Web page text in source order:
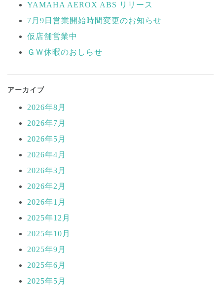
ゲ
ー
シ
ン
YAMAHA AEROX ABS リリース
7月9日営業開始時間変更のお知らせ
仮店舗営業中
ＧＷ休暇のおしらせ
アーカイブ
2026年8月
2026年7月
2026年5月
2026年4月
2026年3月
2026年2月
2026年1月
2025年12月
2025年10月
2025年9月
2025年6月
2025年5月